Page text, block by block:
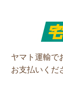
ヤマト運輸で
お支払いくだ